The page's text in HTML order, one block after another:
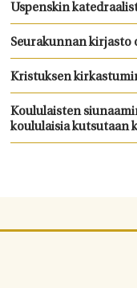
Uspenskin
Seurakunnan kirjasto
Kristuksen
Koululaisten
koululaisia kutsutaan